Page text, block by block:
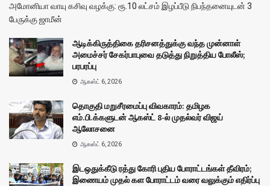
அமோனியா வாயு கசிவு வழக்கு: ரூ.10 லட்சம் இழப்பீடு நிபந்தனையுடன் 3
பேருக்கு ஜாமீன்
ஆடிக்கிருத்திகை தரிசனத்துக்கு வந்த முன்னாள்
அமைச்சர் சேகர்பாபுவை தடுத்து நிறுத்திய போலீஸ்;
பரபரப்பு
ஆகஸ்ட் 6, 2026
தொகுதி மறுசீரமைப்பு விவகாரம்: தமிழக
எம்.பி.க்களுடன் ஆகஸ்ட் 8-ல் முதல்வர் விஜய்
ஆலோசனை
ஆகஸ்ட் 6, 2026
இடஒதுக்கீடு ரத்து கோரி புதிய போராட்டங்கள் தீவிரம்;
இணையம் முதல் கள போராட்டம் வரை வலுக்கும் எதிர்ப்பு